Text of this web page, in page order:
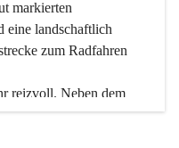
markierten
eine landschaftlich
zum Radfahren
reizvoll. Neben dem
gelegenen Unterberg
zum Schifahren oder